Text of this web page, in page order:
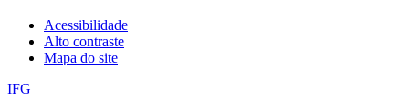
Acessibilidade
Alto contraste
Mapa do site
IFG